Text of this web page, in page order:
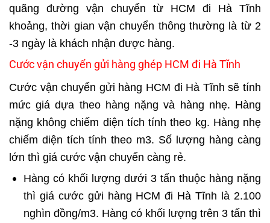
quãng đường vận chuyển từ HCM đi Hà Tĩnh
khoảng, thời gian vận chuyển thông thường là từ 2
-3 ngày là khách nhận được hàng.
Cước vận chuyển gửi hàng ghép HCM đi Hà Tĩnh
Cước vận chuyển gửi hàng HCM đi Hà Tĩnh sẽ tính
mức giá dựa theo hàng nặng và hàng nhẹ. Hàng
nặng không chiếm diện tích tính theo kg. Hàng nhẹ
chiếm diện tích tính theo m3. Số lượng hàng càng
lớn thì giá cước vận chuyển càng rẻ.
Hàng có khối lượng dưới 3 tấn thuộc hàng nặng
thì giá cước gửi hàng HCM đi Hà Tĩnh là 2.100
nghìn đồng/m3. Hàng có khối lượng trên 3 tấn thì